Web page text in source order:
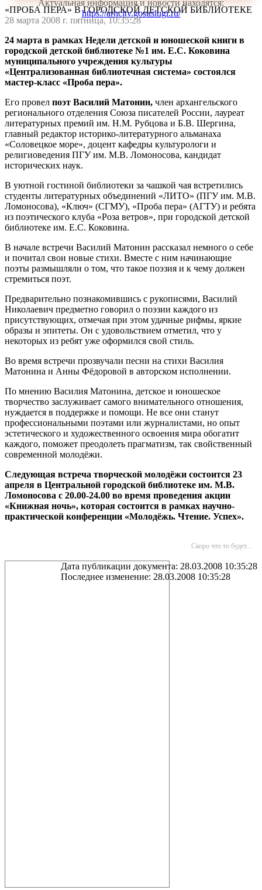
Актуальная информация и новости находятся:
https://arhcity.gosuslugi.ru/
«ПРОБА ПЕРА» В ГОРОДСКОЙ ДЕТСКОЙ БИБЛИОТЕКЕ
28 марта 2008 г. пятница, 10:35:28
24 марта в рамках Недели детской и юношеской книги в
городской детской библиотеке №1 им. Е.С. Коковина
муниципального учреждения культуры
«Централизованная библиотечная система» состоялся
мастер-класс «Проба пера».
Его провел поэт Василий Матонин, член архангельского
регионального отделения Союза писателей России, лауреат
литературных премий им. Н.М. Рубцова и Б.В. Шергина,
главный редактор историко-литературного альманаха
«Соловецкое море», доцент кафедры культурологи и
религиоведения ПГУ им. М.В. Ломоносова, кандидат
исторических наук.
В уютной гостиной библиотеки за чашкой чая встретились
студенты литературных объединений «ЛИТО» (ПГУ им. М.В.
Ломоносова), «Ключ» (СГМУ), «Проба пера» (АГТУ) и ребята
из поэтического клуба «Роза ветров», при городской детской
библиотеке им. Е.С. Коковина.
В начале встречи Василий Матонин рассказал немного о себе
и почитал свои новые стихи. Вместе с ним начинающие
поэты размышляли о том, что такое поэзия и к чему должен
стремиться поэт.
Предварительно познакомившись с рукописями, Василий
Николаевич предметно говорил о поэзии каждого из
присутствующих, отмечая при этом удачные рифмы, яркие
образы и эпитеты. Он с удовольствием отметил, что у
некоторых из ребят уже оформился свой стиль.
Во время встречи прозвучали песни на стихи Василия
Матонина и Анны Фёдоровой в авторском исполнении.
По мнению Василия Матонина, детское и юношеское
творчество заслуживает самого внимательного отношения,
нуждается в поддержке и помощи. Не все они станут
профессиональными поэтами или журналистами, но опыт
эстетического и художественного освоения мира обогатит
каждого, поможет преодолеть прагматизм, так свойственный
современной молодёжи.
Следующая встреча творческой молодёжи состоится 23
апреля в Центральной городской библиотеке им. М.В.
Ломоносова с 20.00-24.00 во время проведения акции
«Книжная ночь», которая состоится в рамках научно-
практической конференции «Молодёжь. Чтение. Успех».
Скоро что то будет...
Дата публикации документа: 28.03.2008 10:35:28
Последнее изменение: 28.03.2008 10:35:28